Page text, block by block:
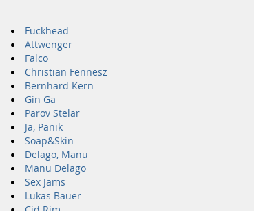
Fuckhead
Attwenger
Falco
Christian Fennesz
Bernhard Kern
Gin Ga
Parov Stelar
Ja, Panik
Soap&Skin
Delago, Manu
Manu Delago
Sex Jams
Lukas Bauer